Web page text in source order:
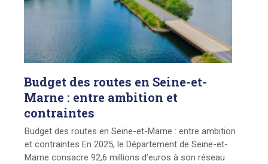
Budget des routes en Seine-et-
Marne : entre ambition et
contraintes
Budget des routes en Seine-et-Marne : entre ambition
et contraintes En 2025, le Département de Seine-et-
Marne consacre 92,6 millions d’euros à son réseau